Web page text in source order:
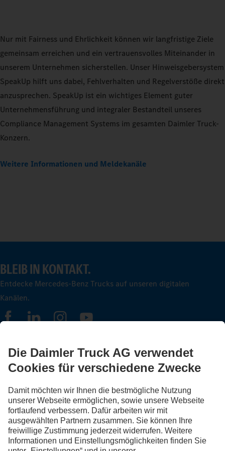
Nur mit Fairness und Ehrlichkeit können wir langfristige Ziele
gemeinsam erreichen und ein vertrauensvolles Miteinander in
unserem Unternehmen sicherstellen. Unser Hinweisgebersystem
SpeakUp hilft uns dabei, Fehlverhalten und Regelverstöße direkt
anzusprechen. SpeakUp ist ein wichtiges Element guter
Unternehmensführung und integraler Bestandteil unseres
Compliance Management Systems im gesamten Daimler Truck-
Konzern.
Weitere Informationen und Meldekanäle
BLEIB IN KONTAKT.
Entdecke Mercedes-Benz Trucks auf unseren digitalen
Kanälen.
FOLLOW THE ROADSTARS.
Tausche jetzt Erfahrungen mit anderen Truckerinnen und
Truckern aus.